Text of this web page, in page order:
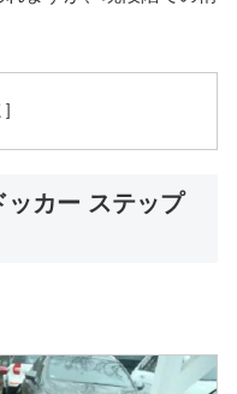
ッカー ステップ